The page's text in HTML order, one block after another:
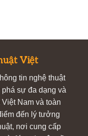
Việt
tin nghệ thuật
sự đa dạng và
Nam và toàn
đến lý tưởng
nơi cung cấp